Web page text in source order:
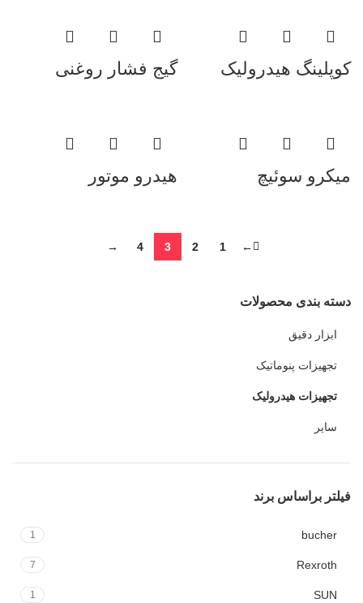
دسته بندی محصولات
ابزار دقیق
تجهیزات پنوماتیک
تجهیزات هیدرولیک
سایر
فیلتر براساس برند
bucher
1
Rexroth
7
SUN
1
کوپلینگ هیدرولیک گیج فشار روغنی
میکرو سوئیچ هیدرو موتور
←
1
2
3
4
→